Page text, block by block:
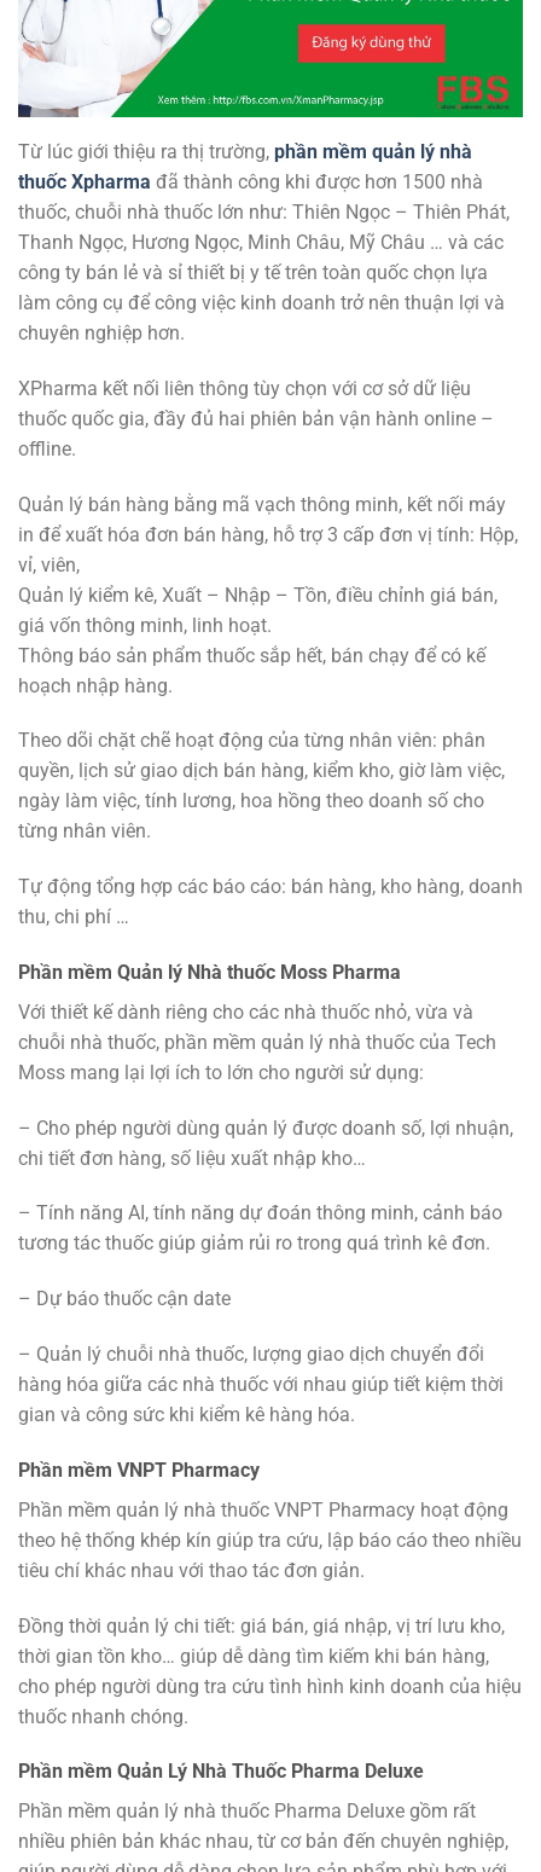
Từ lúc giới thiệu ra thị trường, phần mềm quản lý nhà
thuốc Xpharma đã thành công khi được hơn 1500 nhà
thuốc, chuỗi nhà thuốc lớn như: Thiên Ngọc – Thiên Phát,
Thanh Ngọc, Hương Ngọc, Minh Châu, Mỹ Châu … và các
công ty bán lẻ và sỉ thiết bị y tế trên toàn quốc chọn lựa
làm công cụ để công việc kinh doanh trở nên thuận lợi và
chuyên nghiệp hơn.
XPharma kết nối liên thông tùy chọn với cơ sở dữ liệu
thuốc quốc gia, đầy đủ hai phiên bản vận hành online –
offline.
Quản lý bán hàng bằng mã vạch thông minh, kết nối máy
in để xuất hóa đơn bán hàng, hỗ trợ 3 cấp đơn vị tính: Hộp,
vỉ, viên,
Quản lý kiểm kê, Xuất – Nhập – Tồn, điều chỉnh giá bán,
giá vốn thông minh, linh hoạt.
Thông báo sản phẩm thuốc sắp hết, bán chạy để có kế
hoạch nhập hàng.
Theo dõi chặt chẽ hoạt động của từng nhân viên: phân
quyền, lịch sử giao dịch bán hàng, kiểm kho, giờ làm việc,
ngày làm việc, tính lương, hoa hồng theo doanh số cho
từng nhân viên.
Tự động tổng hợp các báo cáo: bán hàng, kho hàng, doanh
thu, chi phí …
Phần mềm Quản lý Nhà thuốc Moss Pharma
Với thiết kế dành riêng cho các nhà thuốc nhỏ, vừa và
chuỗi nhà thuốc, phần mềm quản lý nhà thuốc của Tech
Moss mang lại lợi ích to lớn cho người sử dụng:
– Cho phép người dùng quản lý được doanh số, lợi nhuận,
chi tiết đơn hàng, số liệu xuất nhập kho…
– Tính năng AI, tính năng dự đoán thông minh, cảnh báo
tương tác thuốc giúp giảm rủi ro trong quá trình kê đơn.
– Dự báo thuốc cận date
– Quản lý chuỗi nhà thuốc, lượng giao dịch chuyển đổi
hàng hóa giữa các nhà thuốc với nhau giúp tiết kiệm thời
gian và công sức khi kiểm kê hàng hóa.
Phần mềm VNPT Pharmacy
Phần mềm quản lý nhà thuốc VNPT Pharmacy hoạt động
theo hệ thống khép kín giúp tra cứu, lập báo cáo theo nhiều
tiêu chí khác nhau với thao tác đơn giản.
Đồng thời quản lý chi tiết: giá bán, giá nhập, vị trí lưu kho,
thời gian tồn kho… giúp dễ dàng tìm kiếm khi bán hàng,
cho phép người dùng tra cứu tình hình kinh doanh của hiệu
thuốc nhanh chóng.
Phần mềm Quản Lý Nhà Thuốc Pharma Deluxe
Phần mềm quản lý nhà thuốc Pharma Deluxe gồm rất
nhiều phiên bản khác nhau, từ cơ bản đến chuyên nghiệp,